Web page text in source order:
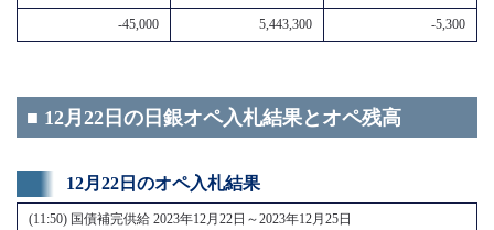
-45,000 5,443,300 -5,300
■ 12月22日の日銀オペ入札結果とオペ残高
12月22日のオペ入札結果
(11:50) 国債補完供給 2023年12月22日～2023年12月25日